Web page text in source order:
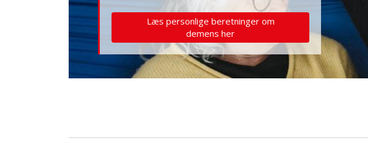
Læs personlige beretninger om
demens her